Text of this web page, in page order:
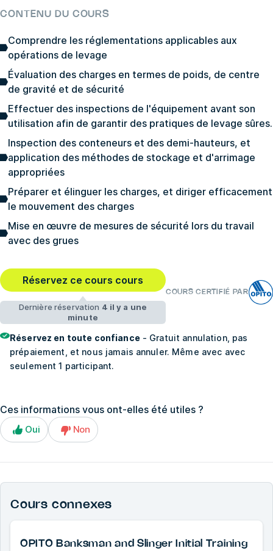
CONTENU DU COURS
Comprendre les réglementations applicables aux
opérations de levage
Évaluation des charges en termes de poids, de centre
de gravité et de sécurité
Effectuer des inspections de l'équipement avant son
utilisation afin de garantir des pratiques de levage sûres.
Inspection des conteneurs et des demi-hauteurs, et
application des méthodes de stockage et d'arrimage
appropriées
Préparer et élinguer les charges, et diriger efficacement
le mouvement des charges
Mise en œuvre de mesures de sécurité lors du travail
avec des grues
Réservez ce cours cours
Dernière réservation 4 il y a une
minute
COURS CERTIFIÉ PAR
Réservez en toute confiance- Gratuit annulation, pas
prépaiement, et nous jamais annuler. Même avec avec
seulement 1 participant.
Ces informations vous ont-elles été utiles ?
Oui Non
Cours connexes
OPITO Banksman and Slinger Initial Training